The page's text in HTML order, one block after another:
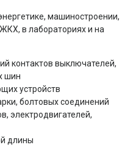
машиностроении,
в лабораториях и на
контактов выключателей,
шин
устройств
болтовых соединений
электродвигателей,
длины